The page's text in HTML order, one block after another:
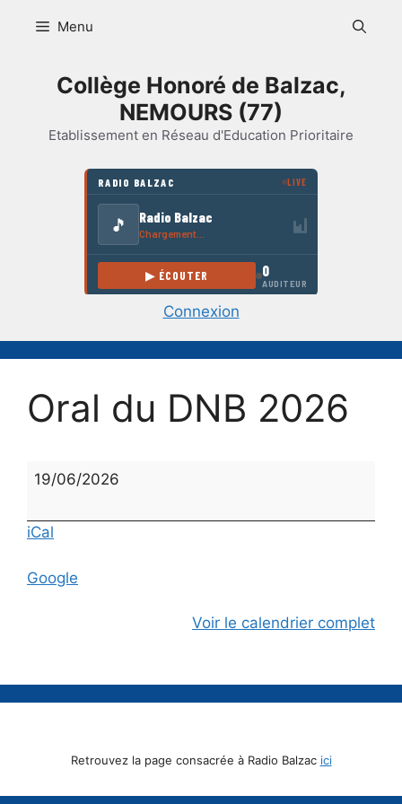
Menu
Collège Honoré de Balzac,
NEMOURS (77)
Etablissement en Réseau d'Education Prioritaire
Connexion
Oral du DNB 2026
Oral
2026
19/06/2026
iCal
Google
Voir le calendrier complet
Retrouvez la page consacrée à Radio Balzac ici